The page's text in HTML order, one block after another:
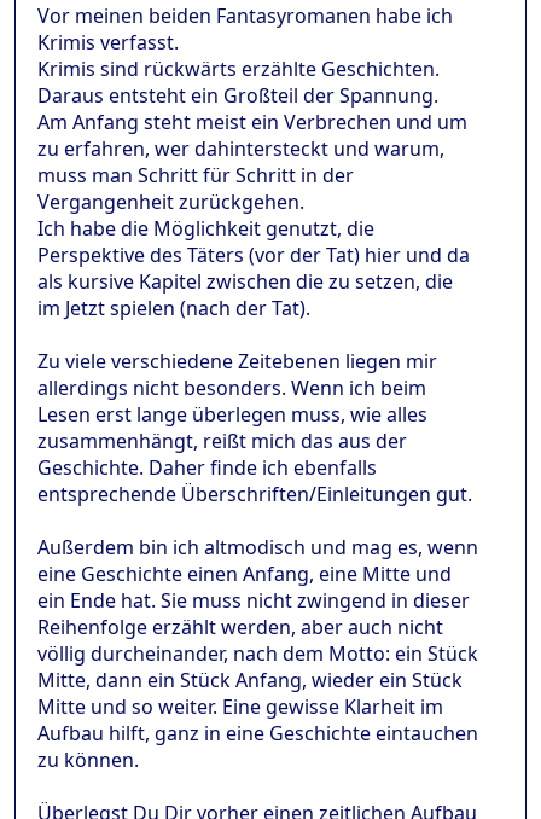
Vor meinen beiden Fantasyromanen habe ich
Krimis verfasst.
Krimis sind rückwärts erzählte Geschichten.
Daraus entsteht ein Großteil der Spannung.
Am Anfang steht meist ein Verbrechen und um
zu erfahren, wer dahintersteckt und warum,
muss man Schritt für Schritt in der
Vergangenheit zurückgehen.
Ich habe die Möglichkeit genutzt, die
Perspektive des Täters (vor der Tat) hier und da
als kursive Kapitel zwischen die zu setzen, die
im Jetzt spielen (nach der Tat).
Zu viele verschiedene Zeitebenen liegen mir
allerdings nicht besonders. Wenn ich beim
Lesen erst lange überlegen muss, wie alles
zusammenhängt, reißt mich das aus der
Geschichte. Daher finde ich ebenfalls
entsprechende Überschriften/Einleitungen gut.
Außerdem bin ich altmodisch und mag es, wenn
eine Geschichte einen Anfang, eine Mitte und
ein Ende hat. Sie muss nicht zwingend in dieser
Reihenfolge erzählt werden, aber auch nicht
völlig durcheinander, nach dem Motto: ein Stück
Mitte, dann ein Stück Anfang, wieder ein Stück
Mitte und so weiter. Eine gewisse Klarheit im
Aufbau hilft, ganz in eine Geschichte eintauchen
zu können.
Überlegst Du Dir vorher einen zeitlichen Aufbau